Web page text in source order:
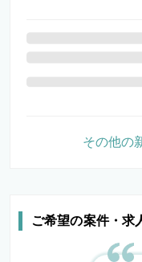
ご希望の案件・求
その他の